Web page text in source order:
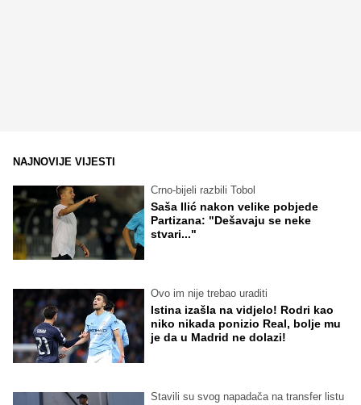
NAJNOVIJE VIJESTI
Crno-bijeli razbili Tobol
Saša Ilić nakon velike pobjede
Partizana: "Dešavaju se neke
stvari..."
Ovo im nije trebao uraditi
Istina izašla na vidjelo! Rodri kao
niko nikada ponizio Real, bolje mu
je da u Madrid ne dolazi!
Stavili su svog napadača na transfer listu